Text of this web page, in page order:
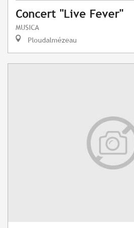
Concert "Live Fever"
MUSICA
Ploudalmézeau